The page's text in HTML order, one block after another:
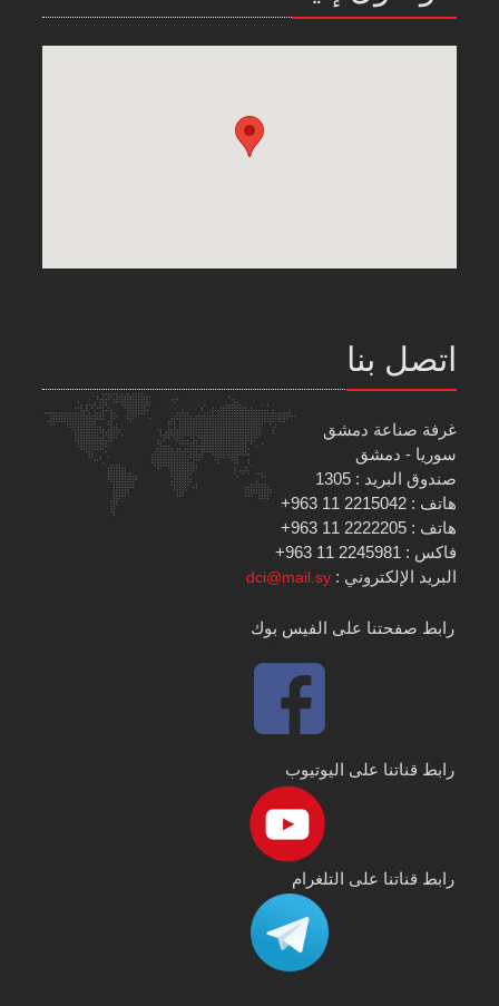
اتصل بنا
غرفة صناعة دمشق
سوريا - دمشق
صندوق البريد : 1305
هاتف : 2215042 11 963+
هاتف : 2222205 11 963+
فاكس : 2245981 11 963+
البريد الإلكتروني :dci@mail.sy
رابط صفحتنا على الفيس بوك
رابط قناتنا على اليوتيوب
رابط قناتنا على التلغرام